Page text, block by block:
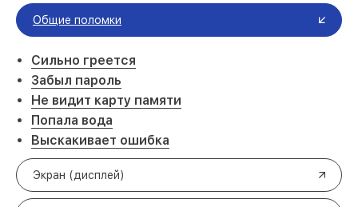
Общие поломки
Сильно греется
Забыл пароль
Не видит карту памяти
Попала вода
Выскакивает ошибка
Экран (дисплей)